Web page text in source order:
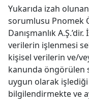
Yukarıda izah
sorumlusu Pnomek
Danışmanlık
verilerin işlenmesi
kişisel verilerin ve/
kanunda öngörülen
uygun olarak
bilgilendirmekte ve